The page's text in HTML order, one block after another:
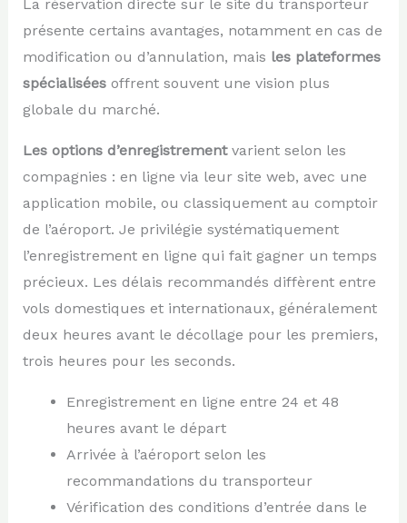
La réservation directe sur le site du transporteur
présente certains avantages, notamment en cas de
modification ou d’annulation, mais les plateformes
spécialiséesoffrent souvent une vision plus
globale du marché.
Les options d’enregistrementvarient selon les
compagnies : en ligne via leur site web, avec une
application mobile, ou classiquement au comptoir
de l’aéroport. Je privilégie systématiquement
l’enregistrement en ligne qui fait gagner un temps
précieux. Les délais recommandés diffèrent entre
vols domestiques et internationaux, généralement
deux heures avant le décollage pour les premiers,
trois heures pour les seconds.
Enregistrement en ligne entre 24 et 48
heures avant le départ
Arrivée à l’aéroport selon les
recommandations du transporteur
Vérification des conditions d’entrée dans le